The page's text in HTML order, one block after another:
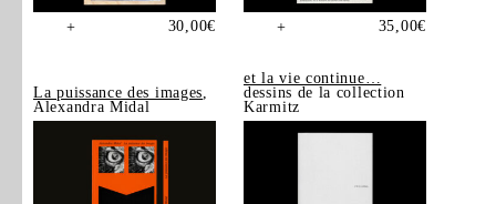
+ 30,00€ + 35,00€
La puissance des images,
Alexandra Midal
et la vie continue…
dessins de la collection
Karmitz